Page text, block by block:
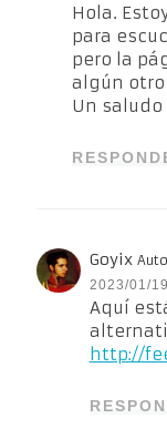
Hola.
para
pero la
algún
Un saludo
Goyix
2023/01/19,
Aquí
http://